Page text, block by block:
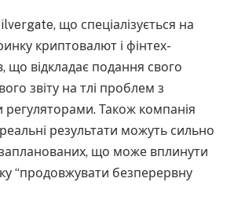
що спеціалізується на
криптовалют і фінтех-
що відкладає подання свого
звіту на тлі проблем з
Також компанія
результати можуть сильно
запланованих, що може вплинути
“продовжувати безперервну